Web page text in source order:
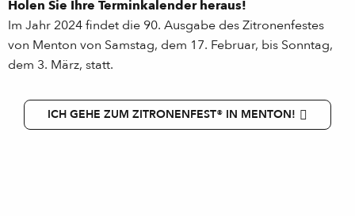
Holen Sie Ihre Terminkalender heraus!
Im Jahr 2024 findet die 90. Ausgabe des Zitronenfestes
von Menton von Samstag, dem 17. Februar, bis Sonntag,
dem 3. März, statt.
ICH GEHE ZUM ZITRONENFEST® IN MENTON!